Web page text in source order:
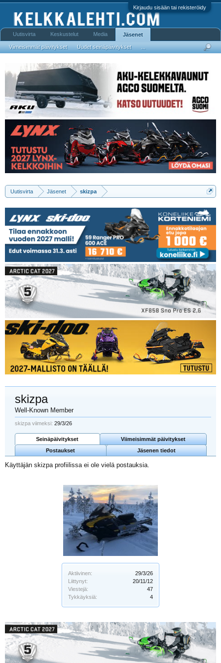
Kirjaudu sisään tai rekisteröidy
Uutisvirta Jäsenet skizpa
Aktiivinen:
29/3/26
Liittynyt:
20/11/12
Viestejä:
47
Tykkäyksiä:
4
skizpa
Well-Known Member
skizpa viimeksi: 29/3/26
Seinäpäivitykset
Viimeisimmät päivitykset
Postaukset
Jäsenen tiedot
Käyttäjän skizpa profiilissa ei ole vielä postauksia.
Uutisvirta Keskustelut Media Jäsenet
Viimeisimmät päivitykset Uudet seinäpäivitykset